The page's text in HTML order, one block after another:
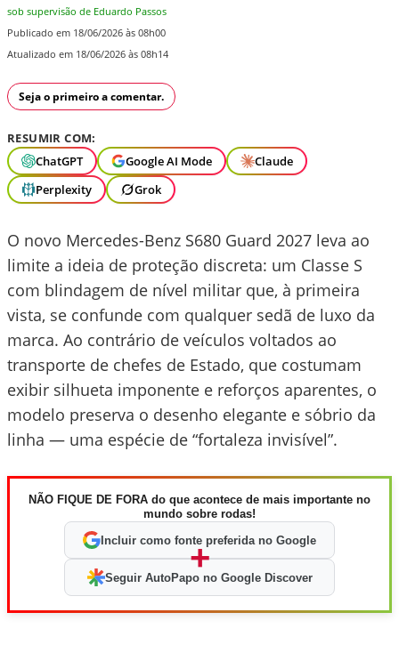
sob supervisão de Eduardo Passos
Publicado em 18/06/2026 às 08h00
Atualizado em 18/06/2026 às 08h14
Seja o primeiro a comentar.
RESUMIR COM:
ChatGPT
Google AI Mode
Claude
Perplexity
Grok
O novo Mercedes-Benz S680 Guard 2027 leva ao
limite a ideia de proteção discreta: um Classe S
com blindagem de nível militar que, à primeira
vista, se confunde com qualquer sedã de luxo da
marca. Ao contrário de veículos voltados ao
transporte de chefes de Estado, que costumam
exibir silhueta imponente e reforços aparentes, o
modelo preserva o desenho elegante e sóbrio da
linha — uma espécie de “fortaleza invisível”.
NÃO FIQUE DE FORA do que acontece de mais importante no
mundo sobre rodas!
Incluir como fonte preferida no Google
+
Seguir AutoPapo no Google Discover